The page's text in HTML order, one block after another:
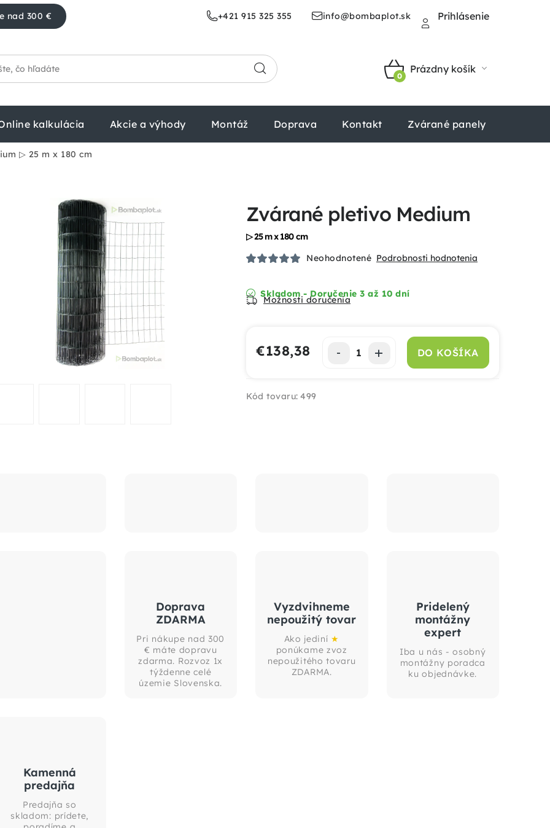
nad 300 € +421 915 325 355 info@bombaplot.sk Prihlásenie
NÁKUPNÝ
Prázdny košík
kalkulácia Akcie a výhody Montáž Doprava Kontakt Zvárané panely
▷ 25 m x 180 cm
Zvárané pletivo Medium
▷ 25 m x 180 cm
Neohodnotené Podrobnosti hodnotenia
Skladom - Doručenie 3 až 10 dní
Možnosti doručenia
€138,38 DO KOŠÍKA
Kód tovaru: 499
Doprava
ZDARMA
Pri nákupe nad 300
€ máte dopravu
zdarma. Rozvoz 1x
týždenne celé
územie Slovenska.
Vyzdvihneme
nepoužitý tovar
Ako jediní ★
ponúkame zvoz
nepoužitého tovaru
ZDARMA.
Pridelený
montážny
expert
Iba u nás - osobný
montážny poradca
ku objednávke.
Kamenná
predajňa
Predajňa so
skladom: prídete,